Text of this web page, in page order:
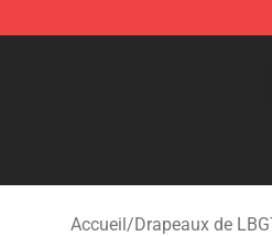
Omnisexual Flag Store -
Accueil/Drapeaux de